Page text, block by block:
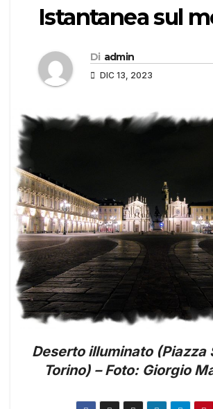
Istantanea sul
Di admin
DIC 13, 2023
Deserto illuminato (Piazza
Torino) – Foto: Giorgio